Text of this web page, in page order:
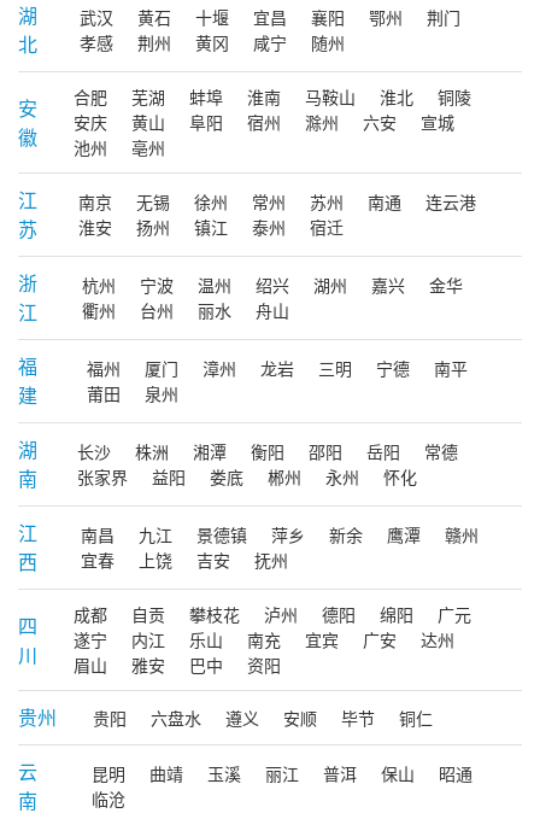
湖
北
武汉 黄石 十堰 宜昌 襄阳 鄂州
荆门
孝感
荆州 黄冈 咸宁 随州
安
徽
合肥 芜湖 蚌埠 淮南 马鞍山 淮北
铜陵
安庆
黄山 阜阳 宿州 滁州 六安
宣城
池州
亳州
江
苏
南京 无锡 徐州 常州 苏州 南通
连云港
淮安
扬州 镇江 泰州 宿迁
浙
江
杭州 宁波 温州 绍兴 湖州 嘉兴
金华
衢州
台州 丽水 舟山
福
建
福州 厦门 漳州 龙岩 三明 宁德
南平
莆田
泉州
湖
南
长沙 株洲 湘潭 衡阳 邵阳 岳阳
常德
张家界
益阳 娄底 郴州 永州 怀化
江
西
南昌 九江 景德镇 萍乡 新余 鹰潭
赣州
宜春
上饶 吉安 抚州
四
川
成都 自贡 攀枝花 泸州 德阳 绵阳
广元
遂宁
内江 乐山 南充 宜宾 广安
达州
眉山
雅安 巴中 资阳
贵州 贵阳 六盘水 遵义 安顺 毕节 铜仁
云
南
昆明 曲靖 玉溪 丽江 普洱 保山
昭通
临沧